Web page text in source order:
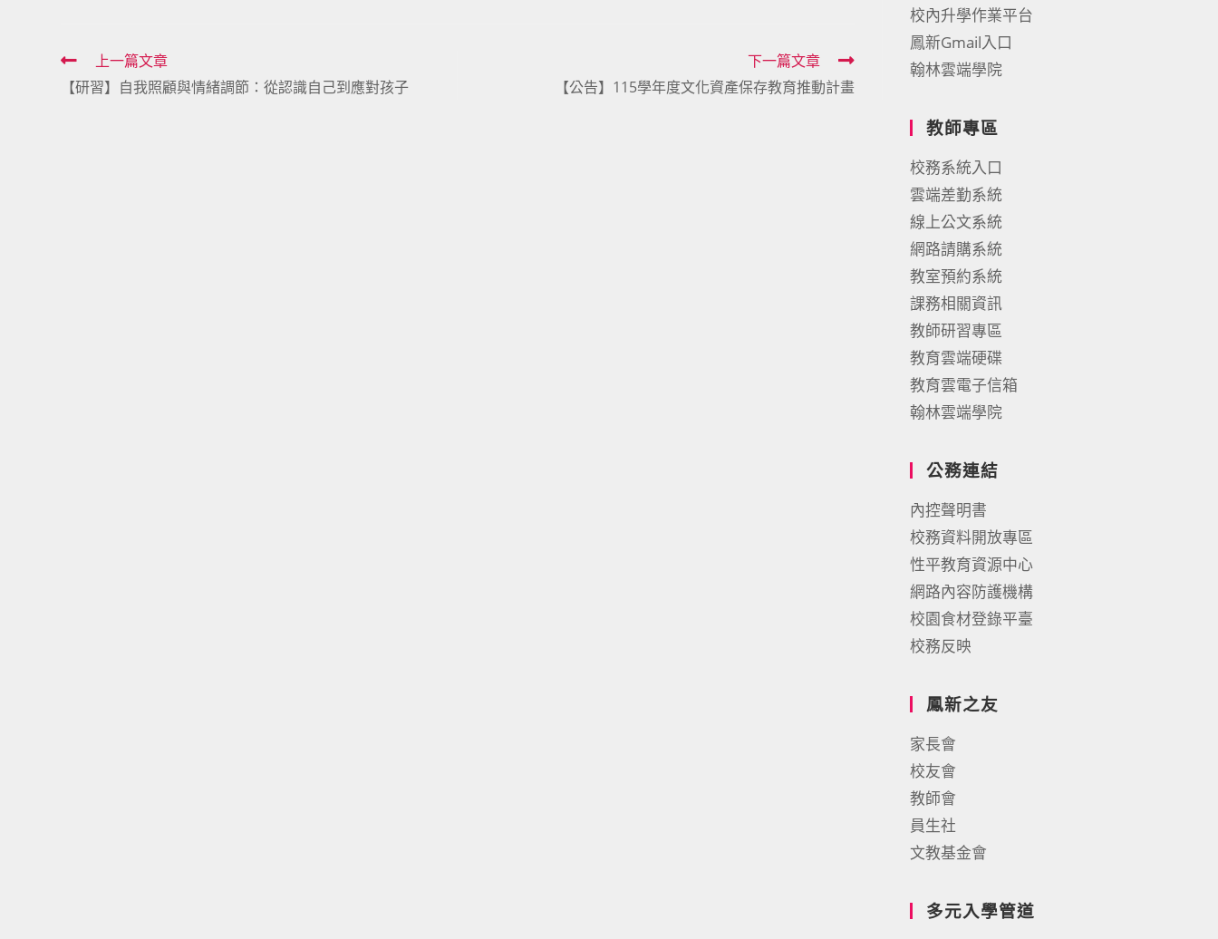
Read
more
上一篇文章
【研習】自我照顧與情緒調節：從認識自己到應對孩子
下一篇文章
【公告】115學年度文化資產保存教育推動計畫
校內升學作業平台
鳳新Gmail入口
翰林雲端學院
教師專區
校務系統入口
雲端差勤系統
線上公文系統
網路請購系統
教室預約系統
課務相關資訊
教師研習專區
教育雲端硬碟
教育雲電子信箱
翰林雲端學院
公務連結
內控聲明書
校務資料開放專區
性平教育資源中心
網路內容防護機構
校園食材登錄平臺
校務反映
鳳新之友
家長會
校友會
教師會
員生社
文教基金會
多元入學管道